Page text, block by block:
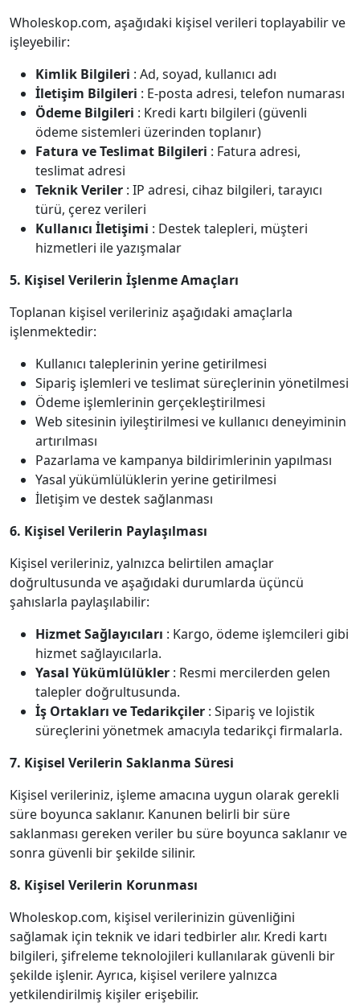
Wholeskop.com, aşağıdaki kişisel verileri toplayabilir ve
işleyebilir:
Kimlik Bilgileri : Ad, soyad, kullanıcı adı
İletişim Bilgileri : E-posta adresi, telefon numarası
Ödeme Bilgileri : Kredi kartı bilgileri (güvenli
ödeme sistemleri üzerinden toplanır)
Fatura ve Teslimat Bilgileri : Fatura adresi,
teslimat adresi
Teknik Veriler : IP adresi, cihaz bilgileri, tarayıcı
türü, çerez verileri
Kullanıcı İletişimi : Destek talepleri, müşteri
hizmetleri ile yazışmalar
5. Kişisel Verilerin İşlenme Amaçları
Toplanan kişisel verileriniz aşağıdaki amaçlarla
işlenmektedir:
Kullanıcı taleplerinin yerine getirilmesi
Sipariş işlemleri ve teslimat süreçlerinin yönetilmesi
Ödeme işlemlerinin gerçekleştirilmesi
Web sitesinin iyileştirilmesi ve kullanıcı deneyiminin
artırılması
Pazarlama ve kampanya bildirimlerinin yapılması
Yasal yükümlülüklerin yerine getirilmesi
İletişim ve destek sağlanması
6. Kişisel Verilerin Paylaşılması
Kişisel verileriniz, yalnızca belirtilen amaçlar
doğrultusunda ve aşağıdaki durumlarda üçüncü
şahıslarla paylaşılabilir:
Hizmet Sağlayıcıları : Kargo, ödeme işlemcileri gibi
hizmet sağlayıcılarla.
Yasal Yükümlülükler : Resmi mercilerden gelen
talepler doğrultusunda.
İş Ortakları ve Tedarikçiler : Sipariş ve lojistik
süreçlerini yönetmek amacıyla tedarikçi firmalarla.
7. Kişisel Verilerin Saklanma Süresi
Kişisel verileriniz, işleme amacına uygun olarak gerekli
süre boyunca saklanır. Kanunen belirli bir süre
saklanması gereken veriler bu süre boyunca saklanır ve
sonra güvenli bir şekilde silinir.
8. Kişisel Verilerin Korunması
Wholeskop.com, kişisel verilerinizin güvenliğini
sağlamak için teknik ve idari tedbirler alır. Kredi kartı
bilgileri, şifreleme teknolojileri kullanılarak güvenli bir
şekilde işlenir. Ayrıca, kişisel verilere yalnızca
yetkilendirilmiş kişiler erişebilir.